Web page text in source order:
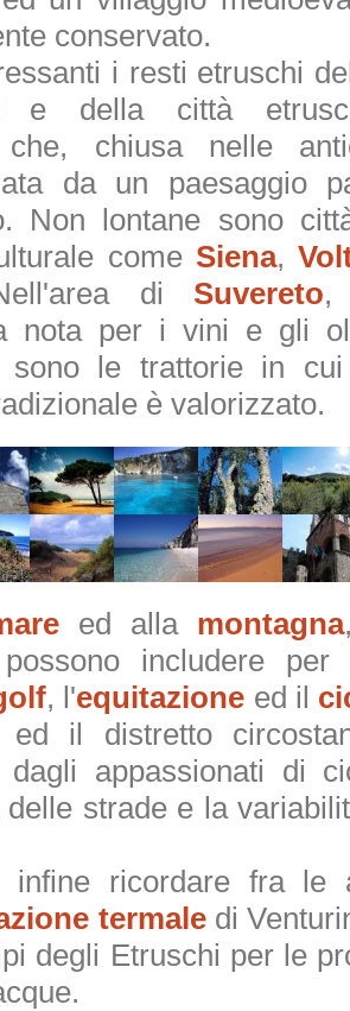
conservato.
i resti etruschi
della città
che, chiusa nelle
da un paesaggio
Non lontane sono
come Siena,
di Suvereto,
nota per i vini e gli
sono le trattorie in
è valorizzato.
ed alla montagna
possono includere
, l'equitazione ed il
ed il distretto
dagli appassionati di
delle strade e la
infine ricordare fra le
termaledi
degli Etruschi per le